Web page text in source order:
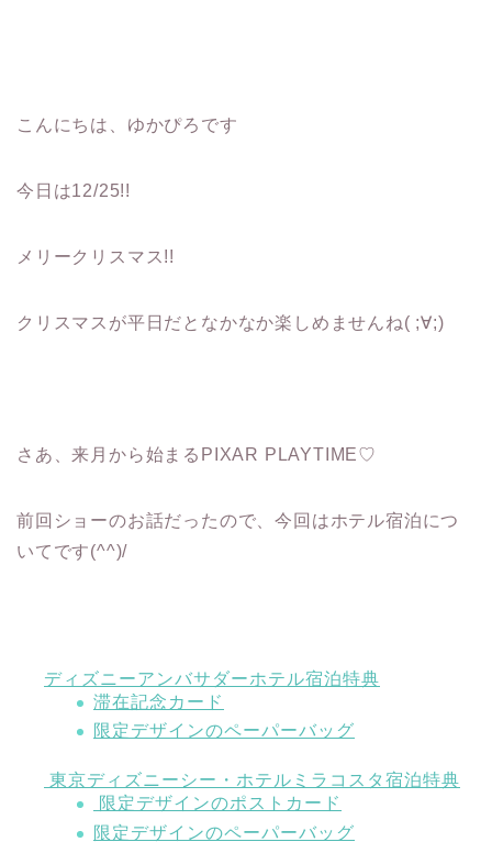
こんにちは、ゆかぴろです
今日は12/25!!
メリークリスマス!!
クリスマスが平日だとなかなか楽しめませんね( ;∀;)
さあ、来月から始まるPIXAR PLAYTIME♡
前回ショーのお話だったので、今回はホテル宿泊につ
いてです(^^)/
ディズニーアンバサダーホテル宿泊特典
滞在記念カード
限定デザインのペーパーバッグ
東京ディズニーシー・ホテルミラコスタ宿泊特典
限定デザインのポストカード
限定デザインのペーパーバッグ